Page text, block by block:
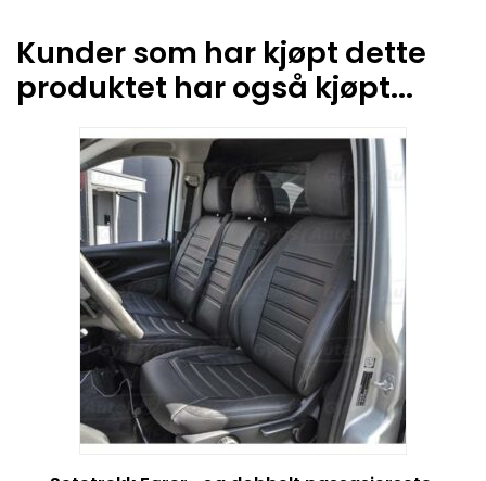
Kunder som har kjøpt dette
produktet har også kjøpt...